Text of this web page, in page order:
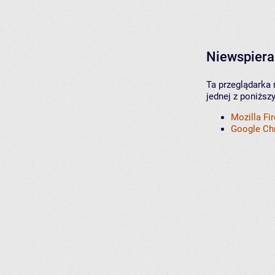
Ta
jednej z
Mozilla
Google